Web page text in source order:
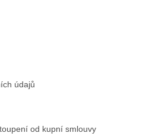
údajů
od kupní smlouvy